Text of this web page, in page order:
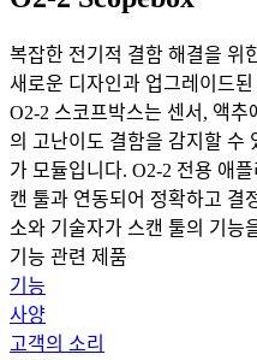
복잡한 전기적 결함 해결을 위
새로운 디자인과 업그레이드
O2-2 스코프박스는 센서, 액추
의 고난이도 결함을 감지할 수
가 모듈입니다. O2-2 전용 애
캔 툴과 연동되어 정확하고 결
소와 기술자가 스캔 툴의 기능
기능 관련 제품
기능
사양
고객의 소리